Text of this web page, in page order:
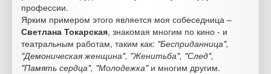
профессии.
Ярким примером этого является моя собеседница –
Светлана Токарская, знакомая многим по кино - и
театральным работам, таким как: "Бесприданница",
"Демоническая женщина", "Женитьба", "След",
"Память сердца", "Молодежка"и многим другим.